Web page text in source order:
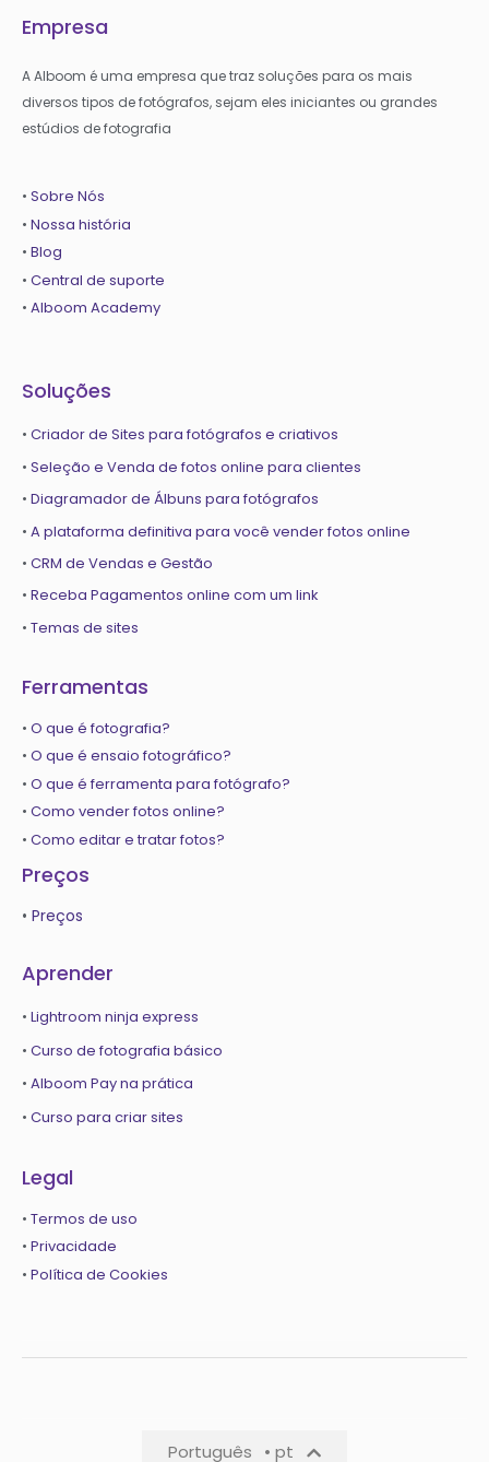
Empresa
A Alboom é uma empresa que traz soluções para os mais
diversos tipos de fotógrafos, sejam eles iniciantes ou grandes
estúdios de fotografia
• Sobre Nós
• Nossa história
• Blog
• Central de suporte
• Alboom Academy
Soluções
• Criador de Sites para fotógrafos e criativos
• Seleção e Venda de fotos online para clientes
• Diagramador de Álbuns para fotógrafos
• A plataforma definitiva para você vender fotos online
• CRM de Vendas e Gestão
• Receba Pagamentos online com um link
• Temas de sites
Ferramentas
• O que é fotografia?
• O que é ensaio fotográfico?
• O que é ferramenta para fotógrafo?
• Como vender fotos online?
• Como editar e tratar fotos?
Preços
• Preços
Aprender
• Lightroom ninja express
• Curso de fotografia básico
• Alboom Pay na prática
• Curso para criar sites
Legal
• Termos de uso
• Privacidade
• Política de Cookies
Português • pt
Português • pt-pt